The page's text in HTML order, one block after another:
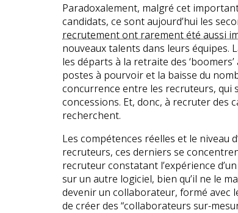
Paradoxalement, malgré cet
candidats, ce sont aujourd’hui les
recrutement ont rarement été aussi
nouveaux talents dans leurs équipes.
les départs à la retraite des
postes à pourvoir et la baisse du
concurrence entre les recruteurs, qui
concessions. Et, donc, à recruter des
recherchent.
Les compétences réelles et le niveau
recruteurs, ces derniers se
recruteur constatant l’expérience
sur un autre logiciel, bien qu’il ne le
devenir un collaborateur, formé avec
de créer des “collaborateurs sur-